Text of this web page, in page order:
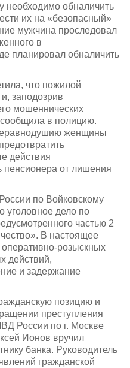
необходимо обналичить
их на «безопасный»
мужчина проследовал
в
планировал обналичить
что пожилой
заподозрив
мошеннических
в полицию.
женщины
действия
пенсионера от лишения
по Войковскому
уголовное дело по
частью 2
В настоящее
розыскных
действий,
и задержание
позицию и
преступления
России по г. Москве
Ионов вручил
банка. Руководитель
гражданской